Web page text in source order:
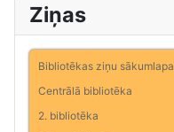
Ziņas
Bibliotēkas ziņu sākumlapa
Centrālā bibliotēka
2. bibliotēka